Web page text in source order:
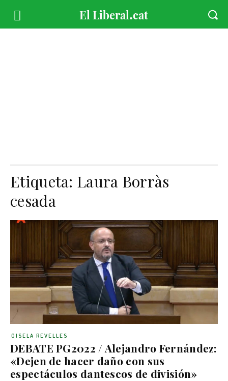
Etiqueta: Laura Borràs
cesada
DEBATE PG2022 / Alejandro Fernández:
«Dejen de hacer daño con sus
espectáculos dantescos de división»
GISELA REVELLES